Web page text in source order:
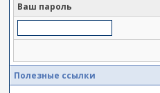
Ваш пароль
Полезные ссылки